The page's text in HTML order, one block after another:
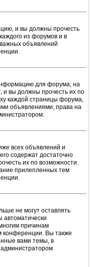
и вы должны прочесть
из форумов и в
объявлений
для форума, на
и вы должны прочесть их по
каждой страницы форума,
объявлениями, права на
всех объявлений и
содержат достаточно
их по возможности.
прилепленных тем
не могут оставлять
причинам
конференции. Вы также
вами темы, в